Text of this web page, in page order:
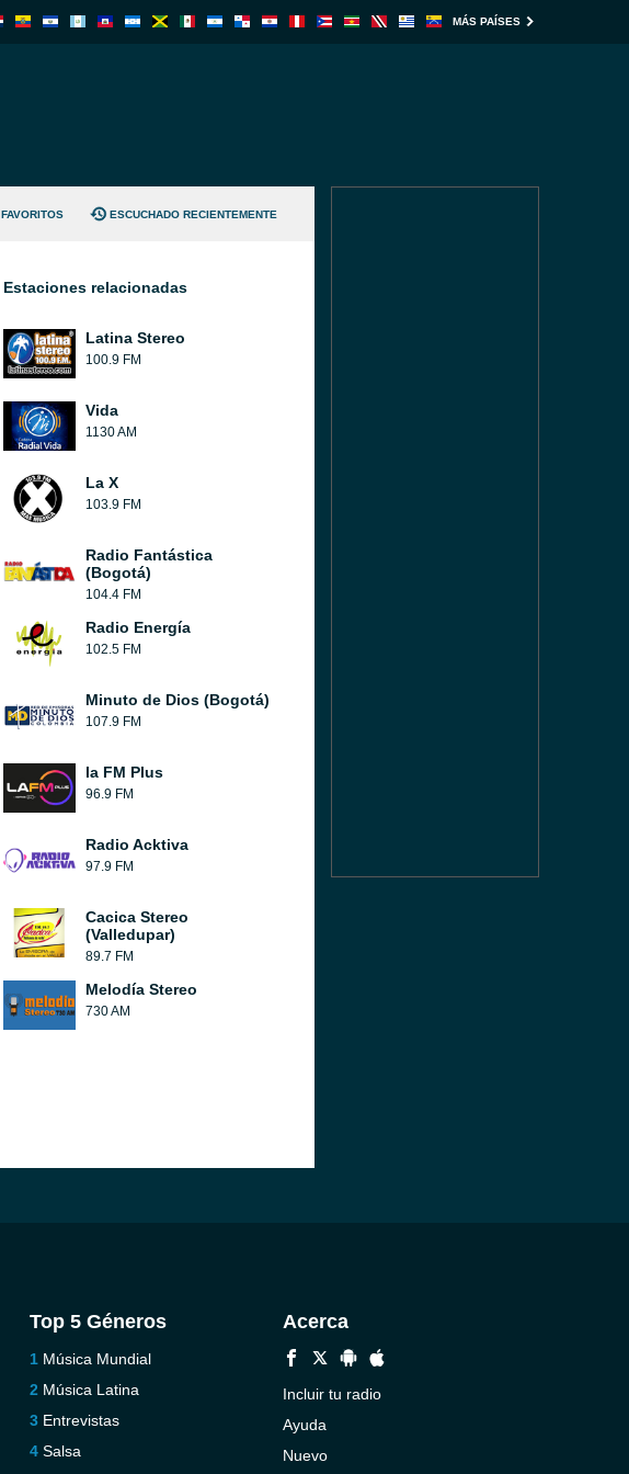
MÁS PAÍSES
FAVORITOS ESCUCHADO RECIENTEMENTE
Estaciones relacionadas
Latina Stereo
100.9 FM
Vida
1130 AM
La X
103.9 FM
Radio Fantástica
(Bogotá)
104.4 FM
Radio Energía
102.5 FM
Minuto de Dios (Bogotá)
107.9 FM
la FM Plus
96.9 FM
Radio Acktiva
97.9 FM
Cacica Stereo
(Valledupar)
89.7 FM
Melodía Stereo
730 AM
Top 5 Géneros
Música Mundial
Música Latina
Entrevistas
Salsa
Acerca
Incluir tu radio
Ayuda
Nuevo